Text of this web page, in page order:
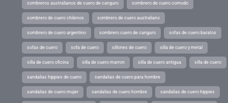
sombreros australianos de cuero de canguro sombrero de cuero comodo
sombrero de cuero chilenos sombrero de cuero australiano
sombrero de cuero argentino sombrero cuero de canguro sofas de cuero baratos
sofas de cuero sofa de cuero sillones de cuero silla de cuero y metal
silla de cuero oficina silla de cuero marron silla de cuero antigua silla de cuero
sandalias hippies de cuero sandalias de cuero para hombre
sandalias de cuero mujer sandalias de cuero hombre sandalias de cuero hippies